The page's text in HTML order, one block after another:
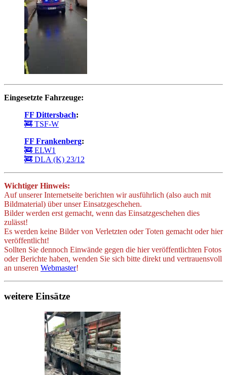
Eingesetzte Fahrzeuge:
FF Dittersbach:
🚒 TSF-W
FF Frankenberg:
🚒 ELW1
🚒 DLA (K) 23/12
Wichtiger Hinweis:
Auf unserer Internetseite berichten wir ausführlich (also auch mit
Bildmaterial) über unser Einsatzgeschehen.
Bilder werden erst gemacht, wenn das Einsatzgeschehen dies
zulässt!
Es werden keine Bilder von Verletzten oder Toten gemacht oder hier
veröffentlicht!
Sollten Sie dennoch Einwände gegen die hier veröffentlichten Fotos
oder Berichte haben, wenden Sie sich bitte direkt und vertrauensvoll
an unseren Webmaster!
weitere Einsätze